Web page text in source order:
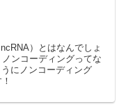
）とはなんでしょ
ンコーディングってな
にノンコーディング